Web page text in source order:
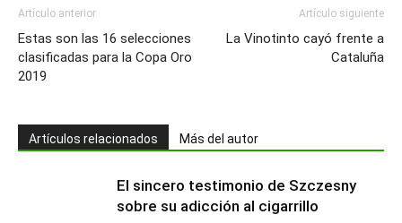
Artículo anterior
Estas son las 16 selecciones
clasificadas para la Copa Oro
2019
Artículo siguiente
La Vinotinto cayó frente a
Cataluña
Artículos relacionados Más del autor
El sincero testimonio de Szczesny
sobre su adicción al cigarrillo